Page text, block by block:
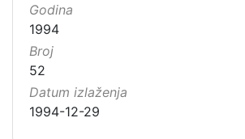
Godina
1994
Broj
52
Datum izlaženja
1994-12-29